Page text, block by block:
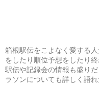
箱根駅伝をこよなく愛する
をしたり順位予想をしたり
駅伝や記録会の情報も盛り
ラソンについても詳しく語